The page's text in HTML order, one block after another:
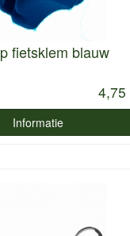
fietsklem blauw
4,75
Informatie